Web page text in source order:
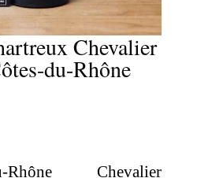
Chevalier
du-Rhône
Chevalier